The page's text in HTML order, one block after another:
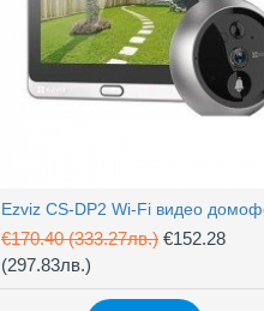
€170.40(333.27лв.) €152.28
(297.83лв.)